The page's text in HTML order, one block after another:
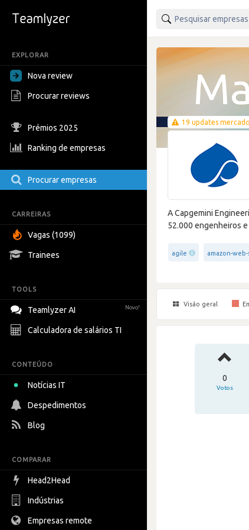
EXPLORAR
Nova review
Procurar reviews
Prémios 2025
Ranking de empresas
Procurar empresas
CARREIRAS
Vagas (1099)
Trainees
TOOLS
Teamlyzer AI Novo!
Calculadora de salários TI
CONTEÚDO
Notícias IT
Despedimentos
Blog
COMPARAR
Head2Head
Indústrias
Empresas remote
19 updates
A Capgemini
52.000 engenheiros
agile amazon-
Visão geral
0
Votos